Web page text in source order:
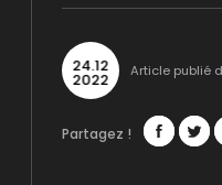
24.12
2022 Article publié
Partagez !